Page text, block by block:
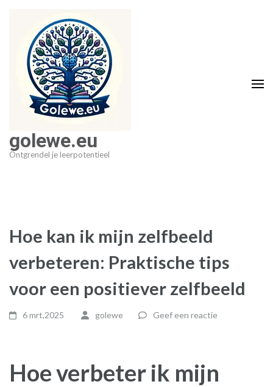
inhoud
golewe.eu
Ontgrendel je leerpotentieel
Hoe kan ik mijn zelfbeeld
verbeteren: Praktische tips
voor een positiever zelfbeeld
6 mrt,2025 golewe Geef een reactie
Hoe verbeter ik mijn